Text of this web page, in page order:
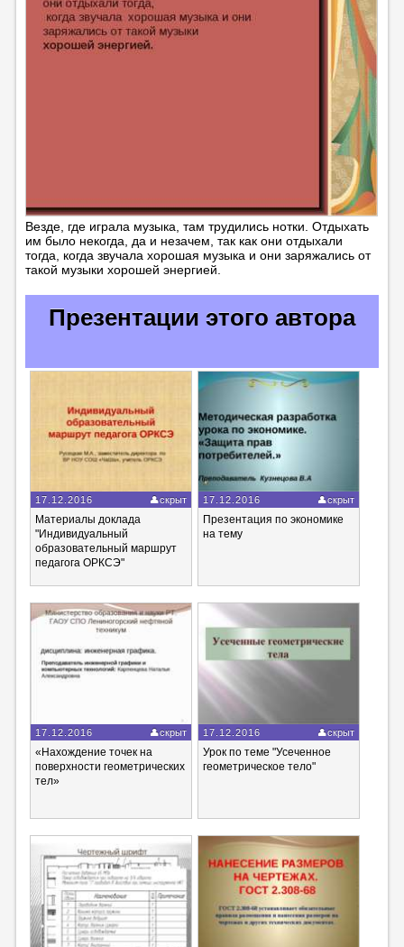
Везде, где играла музыка, там трудились нотки. Отдыхать
им было некогда, да и незачем, так как они отдыхали
тогда, когда звучала хорошая музыка и они заряжались от
такой музыки хорошей энергией.
Презентации этого автора
17.12.2016 скрыт
Материалы доклада
"Индивидуальный
образовательный маршрут
педагога ОРКСЭ"
17.12.2016 скрыт
Презентация по экономике
на тему
17.12.2016 скрыт
«Нахождение точек на
поверхности геометрических
тел»
17.12.2016 скрыт
Урок по теме "Усеченное
геометрическое тело"